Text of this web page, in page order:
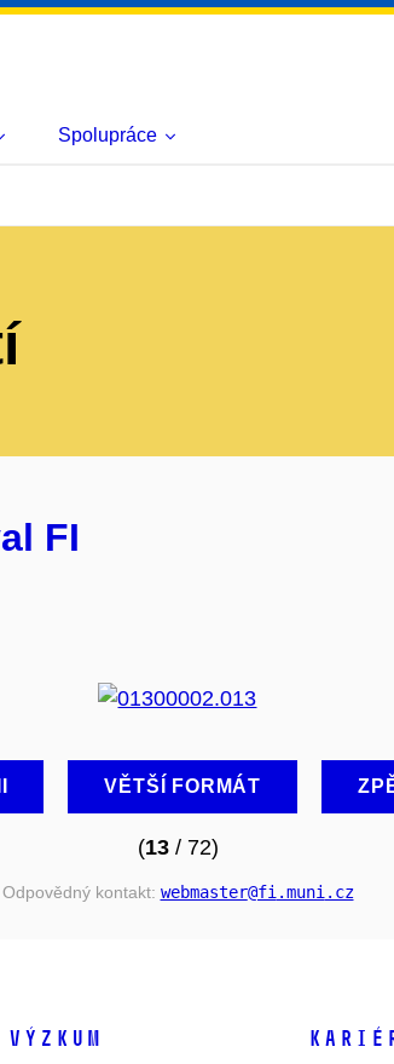
Spolupráce
FI
VĚTŠÍ FORMÁT
(13/ 72)
Odpovědný kontakt: webmaster@fi .muni .cz
VÝZKUM